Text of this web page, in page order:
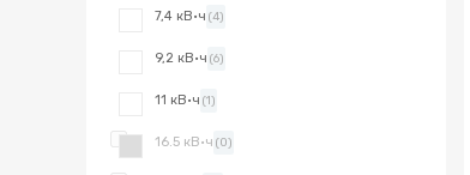
7,4 кВ·ч (4)
9,2 кВ·ч (6)
11 кВ·ч (1)
16.5 кВ·ч (0)